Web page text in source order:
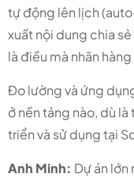
tự động lên lịch
xuất nội dung chia
là điều mà nhãn
Đo lường và ứng
ở nền tảng nào, dù
triển và sử dụng tại
Anh Minh: Dự án lớn